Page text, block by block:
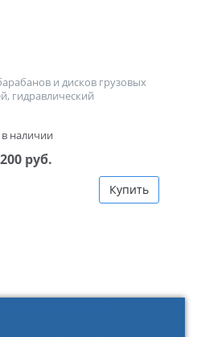
и дисков грузовых
гидравлический
наличии
руб.
Купить